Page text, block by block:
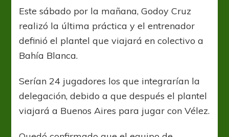
Este sábado por la mañana, Godoy Cruz
realizó la última práctica y el entrenador
definió el plantel que viajará en colectivo a
Bahía Blanca.
Serían 24 jugadores los que integrarían la
delegación, debido a que después el plantel
viajará a Buenos Aires para jugar con Vélez.